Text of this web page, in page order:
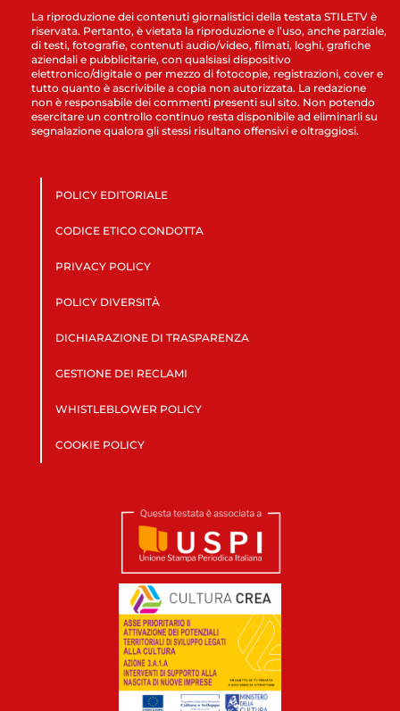
La riproduzione dei contenuti giornalistici della testata STILETV è
riservata. Pertanto, è vietata la riproduzione e l’uso, anche parziale,
di testi, fotografie, contenuti audio/video, filmati, loghi, grafiche
aziendali e pubblicitarie, con qualsiasi dispositivo
elettronico/digitale o per mezzo di fotocopie, registrazioni, cover e
tutto quanto è ascrivibile a copia non autorizzata. La redazione
non è responsabile dei commenti presenti sul sito. Non potendo
esercitare un controllo continuo resta disponibile ad eliminarli su
segnalazione qualora gli stessi risultano offensivi e oltraggiosi.
POLICY EDITORIALE
CODICE ETICO CONDOTTA
PRIVACY POLICY
POLICY DIVERSITÀ
DICHIARAZIONE DI TRASPARENZA
GESTIONE DEI RECLAMI
WHISTLEBLOWER POLICY
COOKIE POLICY